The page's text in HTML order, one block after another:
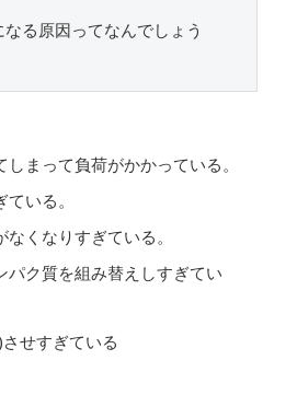
る原因ってなんでしょう
しまって負荷がかかっている。
いる。
くなりすぎている。
パク質を組み替えしすぎてい
せすぎている